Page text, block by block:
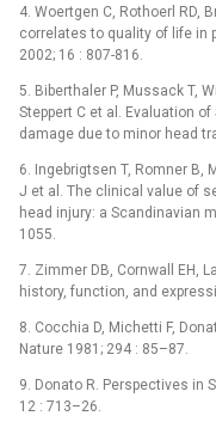
4. Woertgen C, Rothoerl RD,
correlates to quality of life in
2002; 16 : 807-816.
5. Biberthaler P, Mussack T,
Steppert C et al. Evaluation
damage due to minor head
6. Ingebrigtsen T, Romner B,
J et al. The clinical value of
head injury: a Scandinavian
1055.
7. Zimmer DB, Cornwall EH,
history, function, and
8. Cocchia D, Michetti F,
Nature 1981; 294 : 85–87.
9. Donato R. Perspectives in
12 : 713–26.